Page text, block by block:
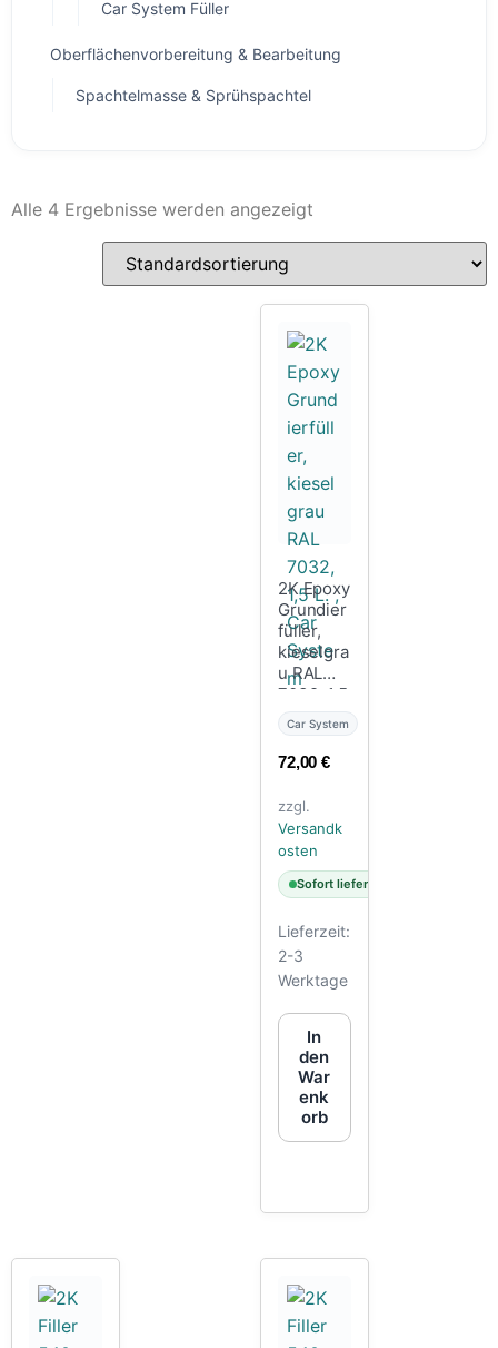
Car System Füller
Oberflächenvorbereitung & Bearbeitung
Spachtelmasse & Sprühspachtel
Alle 4 Ergebnisse werden angezeigt
2K Epoxy
Grundier
füller,
kieselgra
u RAL
7032, 1,5
L. , Car
System
Car System
72,00€
zzgl.
Versandk
osten
Sofort lieferbar
Lieferzeit:
2-3
Werktage
In
den
War
enk
orb